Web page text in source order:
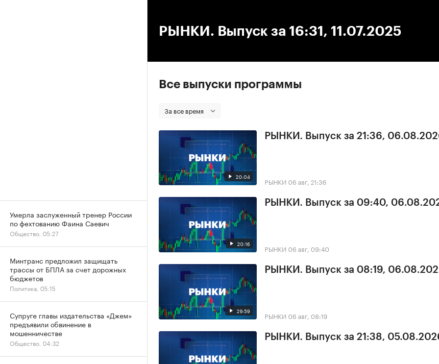
РЫНКИ. Выпуск за 16:31, 11.07.2025
Все выпуски программы
За все время
20:04
РЫНКИ. Выпуск за 21:36,
РЫНКИ 06 авг, 21:36
20:16
РЫНКИ. Выпуск за 09:40,
РЫНКИ 06 авг, 09:40
29:59
РЫНКИ. Выпуск за 08:19,
РЫНКИ 06 авг, 08:19
РЫНКИ. Выпуск за 21:38,
Умерла заслуженный тренер России
по фехтованию Фаина Саевич
Общество, 05:27
Минтранс предложил защищать
трассы от БПЛА за счет дорожных
бюджетов
Политика, 05:15
Супруге главы издательства «Джем»
предъявили обвинение в
мошенничестве
Общество, 04:32